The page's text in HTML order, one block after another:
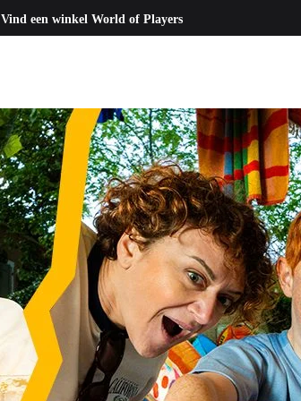
Vind een winkel World of Players